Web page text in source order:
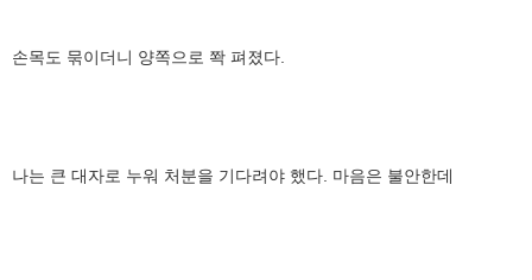
손목도 묶이더니 양쪽으로 쫙 펴졌다.
나는 큰 대자로 누워 처분을 기다려야 했다. 마음은 불안한데